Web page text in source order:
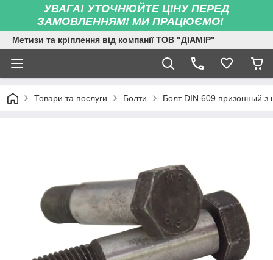
УВАГА! УТОЧНЮЙТЕ ЦІНУ ПЕРЕД
ЗАМОВЛЕННЯМ! МИ ПРАЦЮЄМО!
Метизи та кріплення від компанії ТОВ "ДІАМІР"
Товари та послуги Болти Болт DIN 609 призонный з